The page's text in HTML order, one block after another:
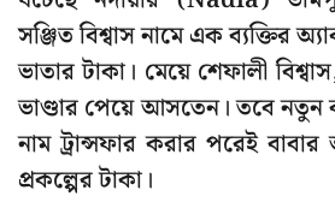
সঞ্জিত বিশ্বাস নামে এক ব্যক্তির
ভাতার টাকা। মেয়ে শেফালী
ভাণ্ডার পেয়ে আসতেন। তবে নতুন
নাম ট্রান্সফার করার পরেই
প্রকল্পের টাকা।